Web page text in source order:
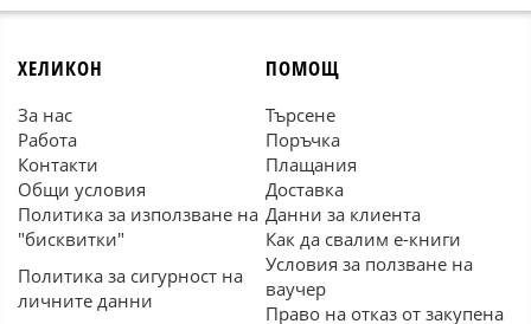
ХЕЛИКОН
За нас
Работа
Контакти
Общи условия
Политика за използване на
"бисквитки"
Политика за сигурност на
личните данни
ПОМОЩ
Търсене
Поръчка
Плащания
Доставка
Данни за клиента
Как да свалим е-книги
Условия за ползване на
ваучер
Право на отказ от закупена